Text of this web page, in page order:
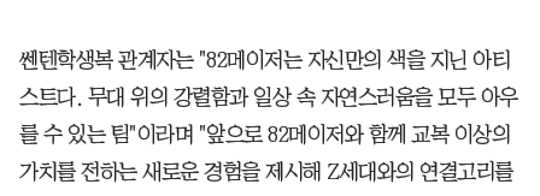
쎈텐학생복 관계자는 "82메이저는 자신만의 색을 지닌 아티
스트다. 무대 위의 강렬함과 일상 속 자연스러움을 모두 아우
를 수 있는 팀"이라며 "앞으로 82메이저와 함께 교복 이상의
가치를 전하는 새로운 경험을 제시해 Z세대와의 연결고리를